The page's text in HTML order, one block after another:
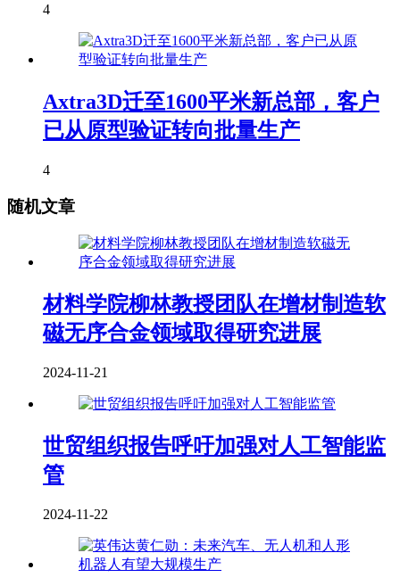
4
Axtra3D迁至1600平米新总部，客户
已从原型验证转向批量生产
4
随机文章
材料学院柳林教授团队在增材制造软
磁无序合金领域取得研究进展
2024-11-21
世贸组织报告呼吁加强对人工智能监
管
2024-11-22